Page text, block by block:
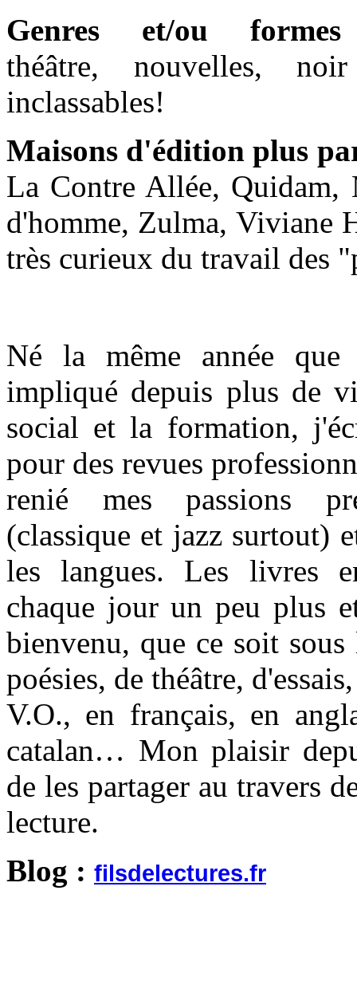
Genres et/ou formes
théâtre, nouvelles,
inclassables!
Maisons d'édition plus
La Contre Allée,
d'homme, Zulma, Viviane
très curieux du travail des
Né la même année
impliqué depuis plus de
social et la formation,
pour des revues
renié mes passions
(classique et jazz surtout)
les langues. Les livres
chaque jour un peu plus
bienvenu, que ce soit
poésies, de théâtre,
V.O., en français, en
catalan… Mon plaisir
de les partager au travers
lecture.
Blog : filsdelectures.fr